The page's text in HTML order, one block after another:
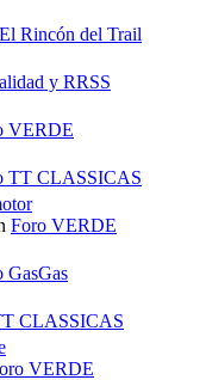
El Rincón del Trail
y RRSS
VERDE
TT CLASSICAS
Foro VERDE
GasGas
CLASSICAS
VERDE